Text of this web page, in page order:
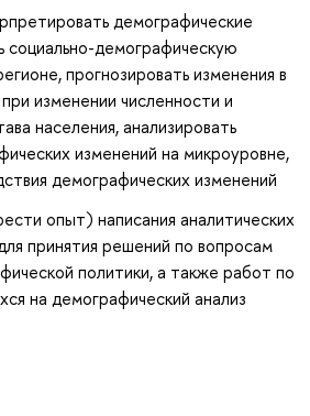
демографические
социально-демографическую
прогнозировать изменения в
изменении численности и
населения, анализировать
изменений на микроуровне,
демографических изменений
опыт) написания аналитических
принятия решений по вопросам
политики, а также работ по
на демографический анализ